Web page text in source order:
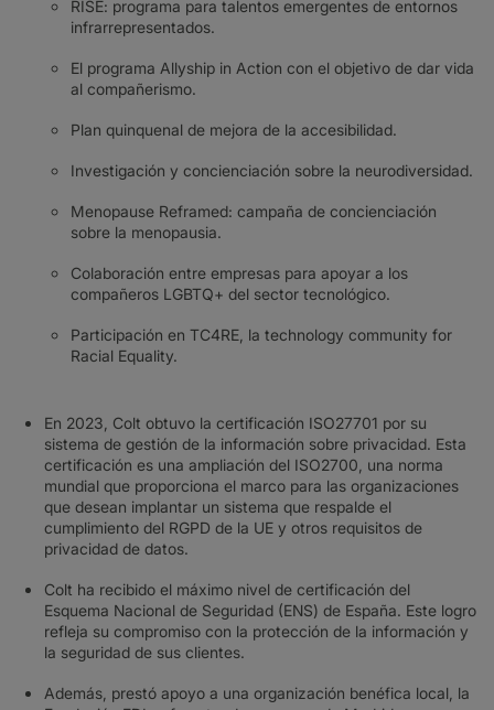
RISE: programa para talentos emergentes de entornos
infrarrepresentados.
El programa Allyship in Action con el objetivo de dar vida
al compañerismo.
Plan quinquenal de mejora de la accesibilidad.
Investigación y concienciación sobre la neurodiversidad.
Menopause Reframed: campaña de concienciación
sobre la menopausia.
Colaboración entre empresas para apoyar a los
compañeros LGBTQ+ del sector tecnológico.
Participación en TC4RE, la technology community for
Racial Equality.
En 2023, Colt obtuvo la certificación ISO27701 por su
sistema de gestión de la información sobre privacidad. Esta
certificación es una ampliación del ISO2700, una norma
mundial que proporciona el marco para las organizaciones
que desean implantar un sistema que respalde el
cumplimiento del RGPD de la UE y otros requisitos de
privacidad de datos.
Colt ha recibido el máximo nivel de certificación del
Esquema Nacional de Seguridad (ENS) de España. Este logro
refleja su compromiso con la protección de la información y
la seguridad de sus clientes.
Además, prestó apoyo a una organización benéfica local, la